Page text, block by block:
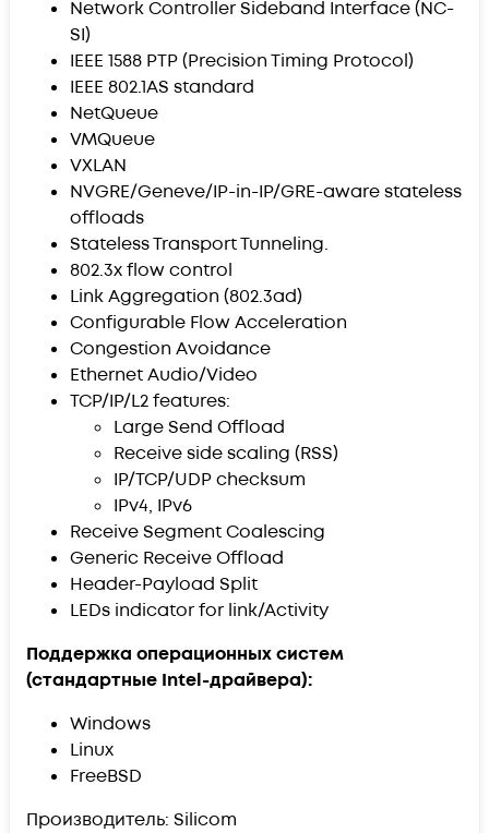
Network Controller Sideband Interface (NC-
SI)
IEEE 1588 PTP (Precision Timing Protocol)
IEEE 802.1AS standard
NetQueue
VMQueue
VXLAN
NVGRE/Geneve/IP-in-IP/GRE-aware stateless
offloads
Stateless Transport Tunneling.
802.3x flow control
Link Aggregation (802.3ad)
Configurable Flow Acceleration
Congestion Avoidance
Ethernet Audio/Video
TCP/IP/L2 features:
Large Send Offload
Receive side scaling (RSS)
IP/TCP/UDP checksum
IPv4, IPv6
Receive Segment Coalescing
Generic Receive Offload
Header-Payload Split
LEDs indicator for link/Activity
Поддержка операционных систем
(стандартные Intel-драйвера):
Windows
Linux
FreeBSD
Производитель: Silicom